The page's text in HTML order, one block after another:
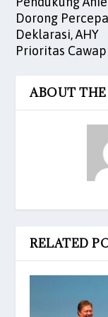
Dorong
Deklarasi, AHY
Prioritas
ABOUT
RELATED